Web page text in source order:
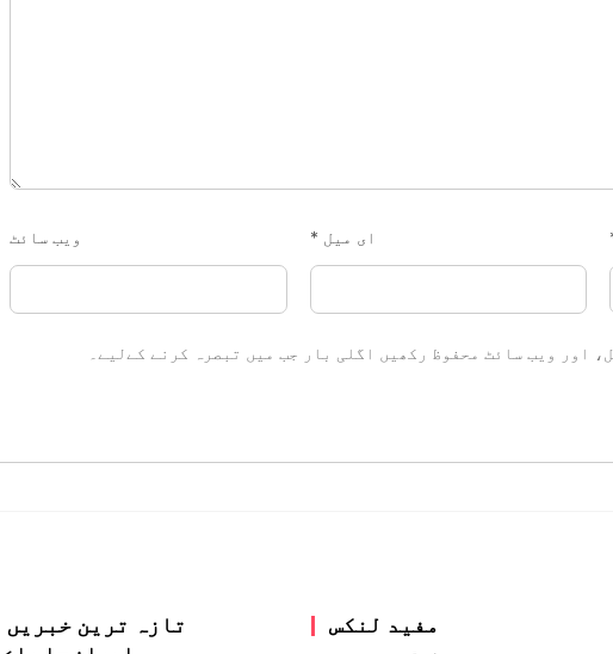
ای میل * ویب‌ سائٹ
اور ویب سائٹ محفوظ رکھیں اگلی بار جب میں تبصرہ کرنے کےلیے۔
مفید لنکس تازہ ترین خبریں